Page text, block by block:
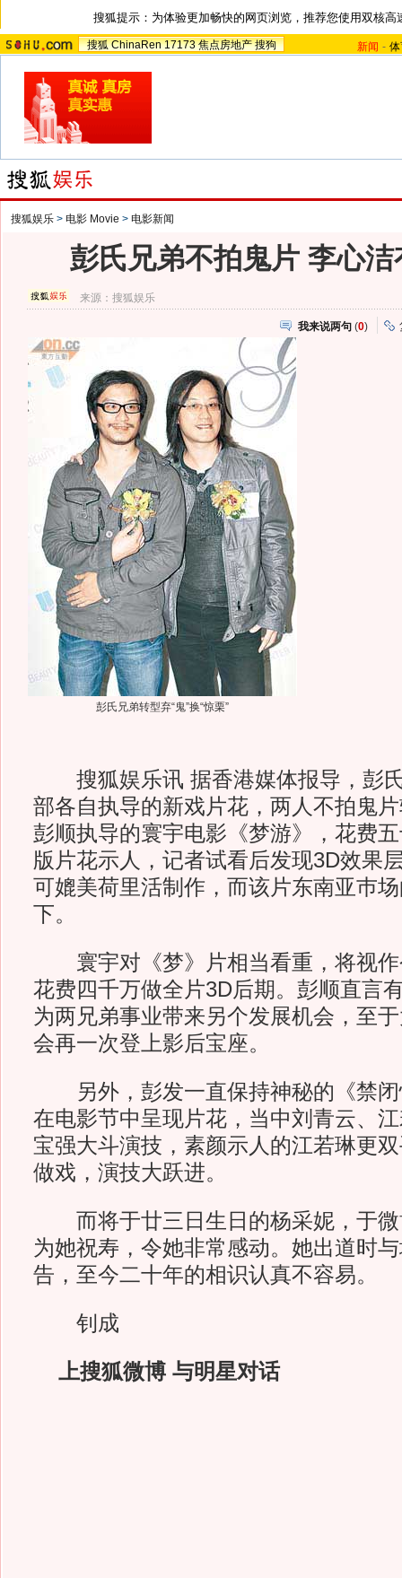
搜狐提示：为体验更加畅快的网页浏览，推荐您使用双核高
搜狐 ChinaRen 17173 焦点房地产 搜狗 新闻 -
搜狐娱乐 > 电影 Movie > 电影新闻
彭氏兄弟不拍鬼片 李心
来源：搜狐娱乐
我来说两句 (0)
彭氏兄弟转型弃“鬼”换“惊栗”
搜狐娱乐讯 据香港媒体报导，彭
部各自执导的新戏片花，两人不拍鬼
彭顺执导的寰宇电影《梦游》，花费
版片花示人，记者试看后发现3D效果
可媲美荷里活制作，而该片东南亚巿
下。
寰宇对《梦》片相当看重，将视作
花费四千万做全片3D后期。彭顺直言
为两兄弟事业带来另个发展机会，至
会再一次登上影后宝座。
另外，彭发一直保持神秘的《禁闭
在电影节中呈现片花，当中刘青云、
宝强大斗演技，素颜示人的江若琳更
做戏，演技大跃进。
而将于廿三日生日的杨采妮，于微
为她祝寿，令她非常感动。她出道时
告，至今二十年的相识认真不容易。
钊成
上搜狐微博 与明星对话